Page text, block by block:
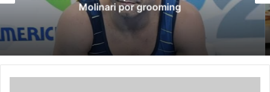
Suramericanos compuesta por mujeres